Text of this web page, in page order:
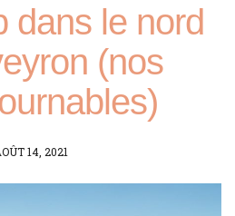
dans le nord
(nos
14, 2021